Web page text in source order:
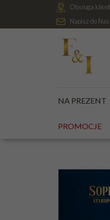
Obsługa
Napisz do Nas:
NA PREZENT
PROMOCJE